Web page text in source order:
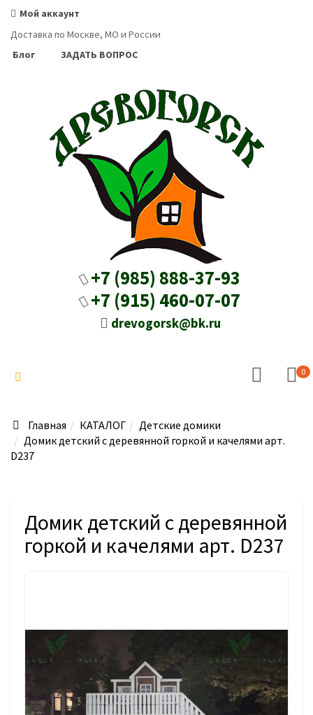
Мой аккаунт
Доставка по Москве, МО и России
Блог
ЗАДАТЬ ВОПРОС
+7 (985) 888-37-93
+7 (915) 460-07-07
drevogorsk@bk.ru
0
Главная КАТАЛОГ
Детские домики
Домик детский с деревянной горкой и качелями арт.
D237
Домик детский с деревянной
горкой и качелями арт. D237